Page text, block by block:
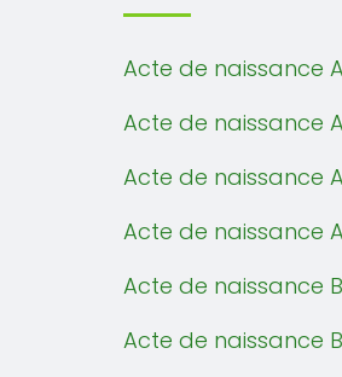
Acte de naissance
Acte de naissance
Acte de naissance
Acte de naissance
Acte de naissance
Acte de naissance